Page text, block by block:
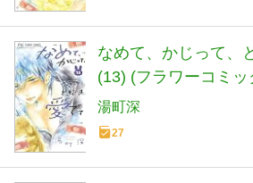
なめて、かじって、
(13) (フラワーコミッ
湯町深
27